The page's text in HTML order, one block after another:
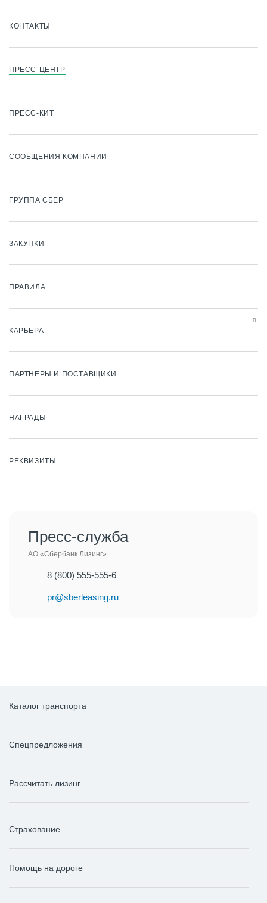
КОНТАКТЫ
ПРЕСС-ЦЕНТР
ПРЕСС-КИТ
СООБЩЕНИЯ КОМПАНИИ
ГРУППА СБЕР
ЗАКУПКИ
ПРАВИЛА
КАРЬЕРА
ПАРТНЕРЫ И ПОСТАВЩИКИ
НАГРАДЫ
РЕКВИЗИТЫ
Пресс-служба
АО «Сбербанк Лизинг»
8 (800) 555-555-6
pr@sberleasing.ru
Каталог транспорта
Спецпредложения
Рассчитать лизинг
Страхование
Помощь на дороге